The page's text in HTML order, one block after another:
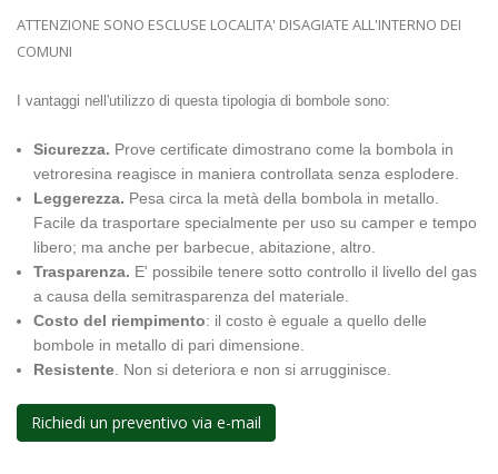
ATTENZIONE SONO ESCLUSE LOCALITA' DISAGIATE ALL'INTERNO DEI
COMUNI
I vantaggi nell'utilizzo di questa tipologia di bombole sono:
Sicurezza. Prove certificate dimostrano come la bombola in
vetroresina reagisce in maniera controllata senza esplodere.
Leggerezza. Pesa circa la metà della bombola in metallo.
Facile da trasportare specialmente per uso su camper e tempo
libero; ma anche per barbecue, abitazione, altro.
Trasparenza. E' possibile tenere sotto controllo il livello del gas
a causa della semitrasparenza del materiale.
Costo del riempimento: il costo è eguale a quello delle
bombole in metallo di pari dimensione.
Resistente . Non si deteriora e non si arrugginisce.
Richiedi un preventivo via e-mail